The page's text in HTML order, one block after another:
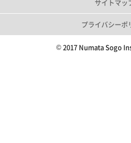
サイトマッ
プライバシーポ
© 2017 Numata Sogo